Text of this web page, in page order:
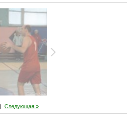
|Следующая »